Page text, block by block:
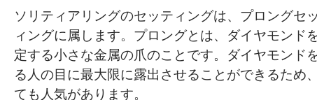
ソリティアリングのセッティングは、プロングセ
ィングに属します。プロングとは、ダイヤモンド
定する小さな金属の爪のことです。ダイヤモンド
る人の目に最大限に露出させることができるため
ても人気があります。